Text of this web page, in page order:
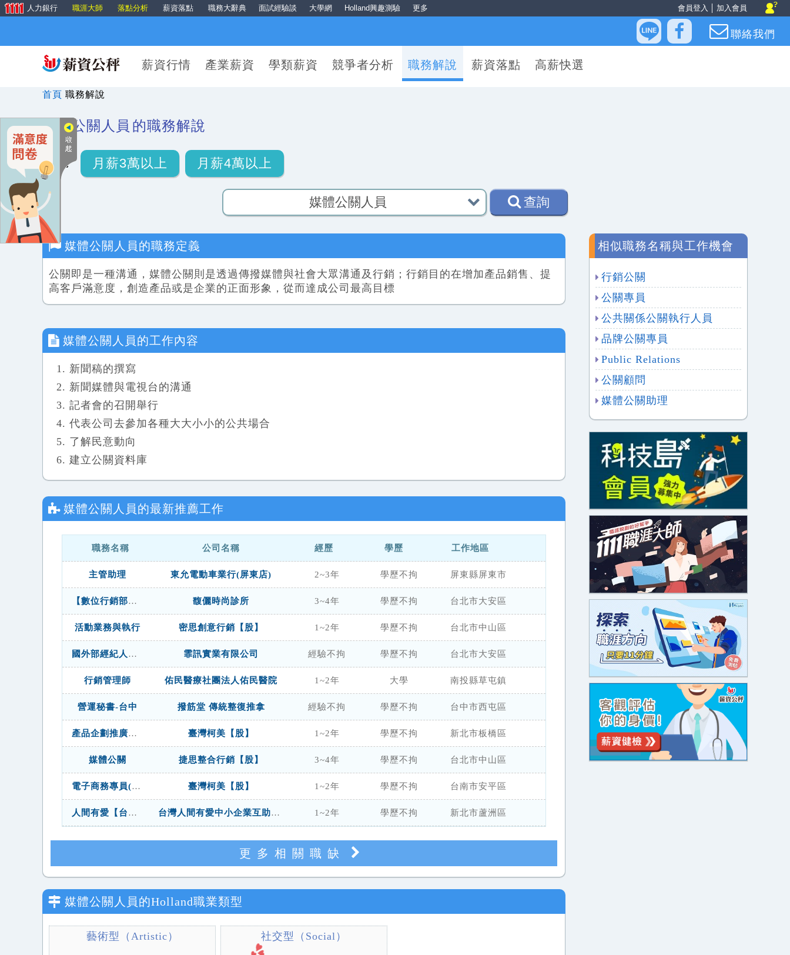
會員登入 加入會員
人力銀行 職涯大師 落點分析 薪資落點 職務大辭典 面試經驗談 大學網 Holland興趣測驗 更多
聯絡我們
薪資行情 產業薪資 學類薪資 競爭者分析 職務解說 薪資落點 高薪快選
首頁 職務解說
媒體公關人員 的職務解說
月薪3萬以上 月薪4萬以上
查詢
媒體公關人員 的職務定義
公關即是一種溝通，媒體公關則是透過傳撥媒體與社會大眾溝通及行銷；行銷目的在增加產品銷售、提
高客戶滿意度，創造產品或是企業的正面形象，從而達成公司最高目標
媒體公關人員 的工作內容
新聞稿的撰寫
新聞媒體與電視台的溝通
記者會的召開舉行
代表公司去參加各種大大小小的公共場合
了解民意動向
建立公關資料庫
媒體公關人員 的最新推薦工作
職務名稱 公司名稱 經歷 學歷 工作地區
主管助理 東允電動車業行(屏東店) 2~3年 學歷不拘 屏東縣屏東市
【數位行銷部擴編】數位行銷公關 馥儷時尚診所 3~4年 學歷不拘 台北市大安區
活動業務與執行 密思創意行銷【股】 1~2年 學歷不拘 台北市中山區
國外部經紀人助理 霏訊實業有限公司 經驗不拘 學歷不拘 台北市大安區
行銷管理師 佑民醫療社團法人佑民醫院 1~2年 大學 南投縣草屯鎮
營運秘書-台中 撥筋堂 傳統整復推拿 經驗不拘 學歷不拘 台中市西屯區
產品企劃推廣主管 臺灣柯美【股】 1~2年 學歷不拘 新北市板橋區
媒體公關 捷思整合行銷【股】 3~4年 學歷不拘 台北市中山區
電子商務專員(台南) 臺灣柯美【股】 1~2年 學歷不拘 台南市安平區
人間有愛【台北】協會公關秘書 台灣人間有愛中小企業互助協會 1~2年 學歷不拘 新北市蘆洲區
更多相關職缺
媒體公關人員 的Holland職業類型
藝術型（Artistic） 社交型（Social）
相似職務名稱與工作機會
行銷公關
公關專員
公共關係公關執行人員
品牌公關專員
Public Relations
公關顧問
媒體公關助理